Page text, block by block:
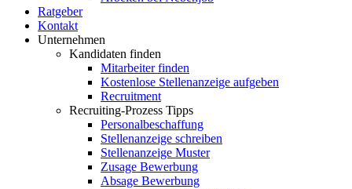
Ratgeber
Kontakt
Unternehmen
Kandidaten finden
Mitarbeiter finden
Kostenlose Stellenanzeige aufgeben
Recruitment
Recruiting-Prozess Tipps
Personalbeschaffung
Stellenanzeige schreiben
Stellenanzeige Muster
Zusage Bewerbung
Absage Bewerbung